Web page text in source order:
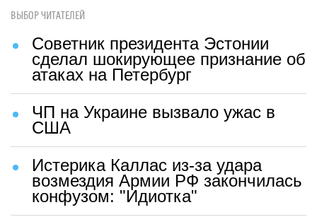
ВЫБОР ЧИТАТЕЛЕЙ
Советник президента Эстонии
сделал шокирующее признание об
атаках на Петербург
ЧП на Украине вызвало ужас в
США
Истерика Каллас из-за удара
возмездия Армии РФ закончилась
конфузом: "Идиотка"